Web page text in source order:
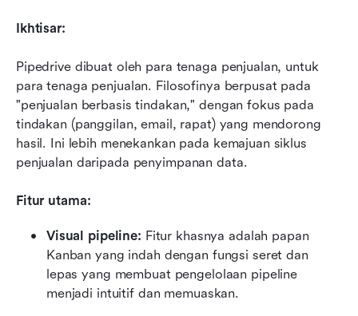
Ikhtisar:
Pipedrive dibuat oleh para tenaga penjualan, untuk
para tenaga penjualan. Filosofinya berpusat pada
"penjualan berbasis tindakan," dengan fokus pada
tindakan (panggilan, email, rapat) yang mendorong
hasil. Ini lebih menekankan pada kemajuan siklus
penjualan daripada penyimpanan data.
Fitur utama:
Visual pipeline: Fitur khasnya adalah papan
Kanban yang indah dengan fungsi seret dan
lepas yang membuat pengelolaan pipeline
menjadi intuitif dan memuaskan.